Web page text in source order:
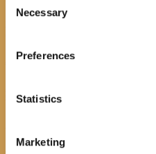
Selection
Necessary
Preferences
Statistics
Marketing
Promocija zbirke pjesama "Iz staračkog
July 20, 20260
Javni natječaj za imenovanje ravnatelja/
Gradac